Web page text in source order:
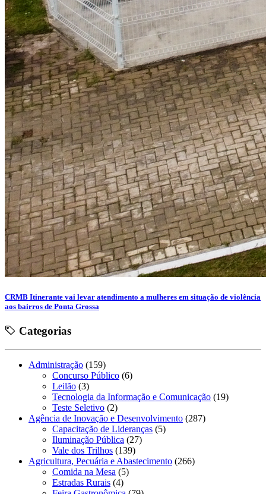
CRMB Itinerante vai levar atendimento a mulheres em situação de violência
aos bairros de Ponta Grossa
Categorias
Administração (159)
Concurso Público (6)
Leilão (3)
Tecnologia da Informação e Comunicação (19)
Teste Seletivo (2)
Agência de Inovação e Desenvolvimento (287)
Capacitação de Lideranças (5)
Iluminação Pública (27)
Vale dos Trilhos (139)
Agricultura, Pecuária e Abastecimento (266)
Comida na Mesa (5)
Estradas Rurais (4)